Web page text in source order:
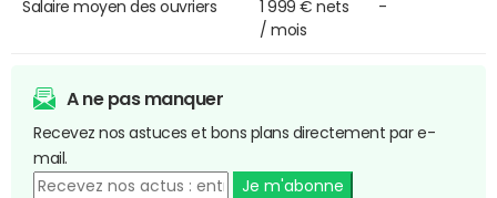
Salaire moyen des ouvriers
1 999 € nets
/ mois
-
A ne pas manquer
Recevez nos astuces et bons plans directement par e-
mail.
Je m'abonne